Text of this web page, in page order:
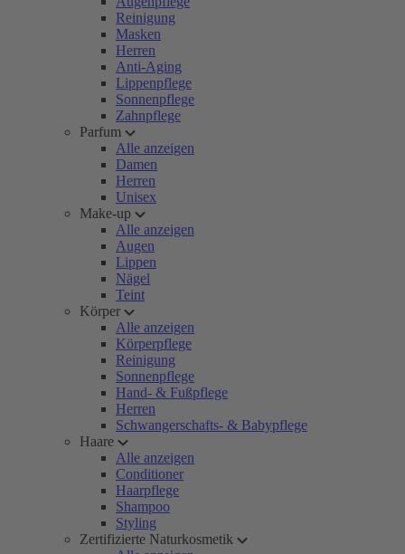
Reinigung
Masken
Herren
Anti-Aging
Lippenpflege
Sonnenpflege
Zahnpflege
Parfum
Alle anzeigen
Damen
Herren
Unisex
Make-up
Alle anzeigen
Augen
Lippen
Nägel
Teint
Körper
Alle anzeigen
Körperpflege
Reinigung
Sonnenpflege
Hand- & Fußpflege
Herren
Schwangerschafts- & Babypflege
Haare
Alle anzeigen
Conditioner
Haarpflege
Shampoo
Styling
Zertifizierte Naturkosmetik